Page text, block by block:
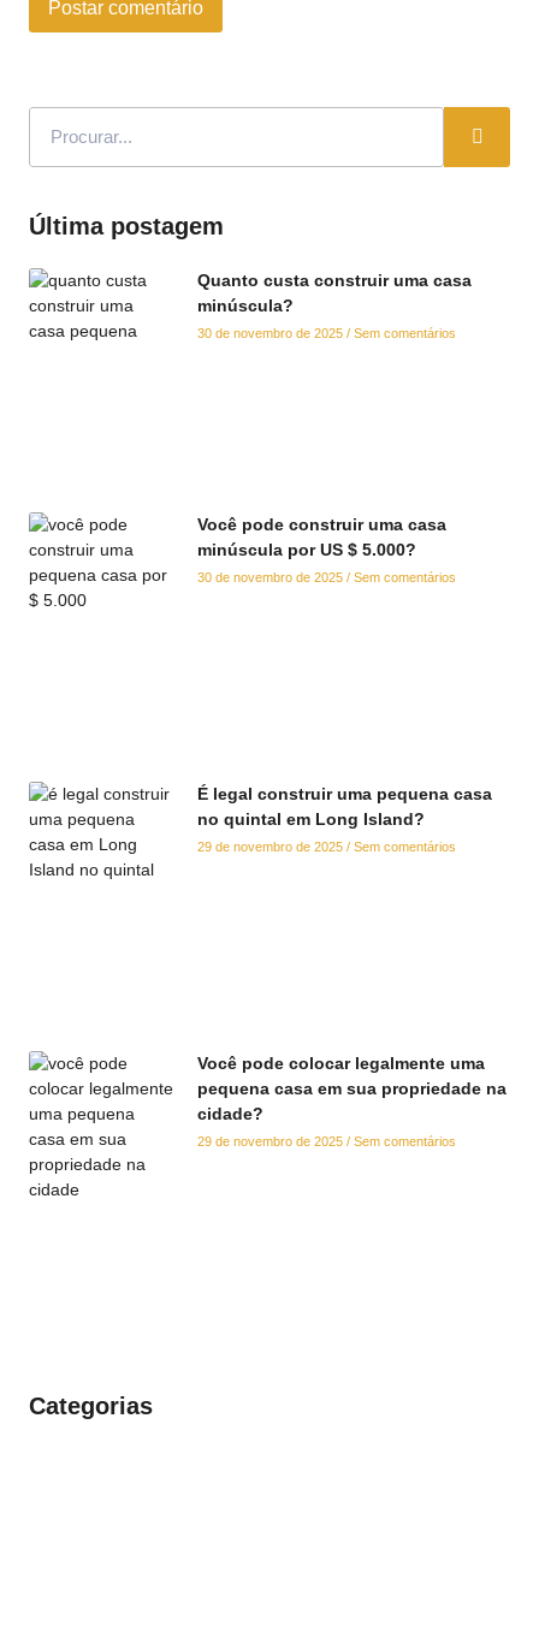
Última postagem
Quanto custa construir uma casa
minúscula?
30 de novembro de 2025 Sem comentários
Você pode construir uma casa
minúscula por US $ 5.000?
30 de novembro de 2025 Sem comentários
É legal construir uma pequena casa
no quintal em Long Island?
29 de novembro de 2025 Sem comentários
Você pode colocar legalmente uma
pequena casa em sua propriedade na
cidade?
29 de novembro de 2025 Sem comentários
Categorias